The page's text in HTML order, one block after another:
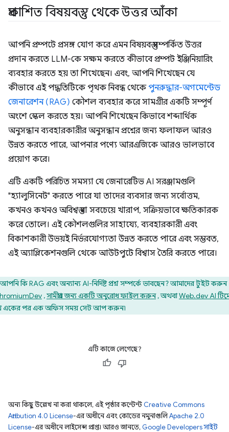
প্রকাশিত বিষয়বস্তু থেকে উত্তর আঁকা
আপনি প্রম্পটে প্রসঙ্গ যোগ করে এমন বিষয়বস্তু সম্পর্কিত উত্তর
প্রদান করতে LLM-কে সক্ষম করতে কীভাবে প্রম্পট ইঞ্জিনিয়ারিং
ব্যবহার করতে হয় তা শিখেছেন। এবং, আপনি শিখেছেন যে
কীভাবে এই পদ্ধতিটিকে পৃথক নিবন্ধ থেকেপুনরুদ্ধার-অগমেন্টেড
জেনারেশন (RAG) কৌশল ব্যবহার করে সামগ্রীর একটি সম্পূর্ণ
অংশে স্কেল করতে হয়। আপনি শিখেছেন কিভাবে শব্দার্থিক
অনুসন্ধান ব্যবহারকারীর অনুসন্ধান প্রশ্নের জন্য ফলাফল আরও
উন্নত করতে পারে, আপনার পণ্যে আরএজিকে আরও ভালভাবে
প্রয়োগ করে।
এটি একটি পরিচিত সমস্যা যে জেনারেটিভ AI সরঞ্জামগুলি
"হ্যালুসিনেট" করতে পারে যা তাদের ব্যবসার জন্য সর্বোত্তম,
কখনও কখনও অবিশ্বস্ত বা সবচেয়ে খারাপ, সক্রিয়ভাবে ক্ষতিকারক
করে তোলে। এই কৌশলগুলির সাহায্যে, ব্যবহারকারী এবং
বিকাশকারী উভয়ই নির্ভরযোগ্যতা উন্নত করতে পারে এবং সম্ভবত,
এই অ্যাপ্লিকেশনগুলি থেকে আউটপুটে বিশ্বাস তৈরি করতে পারে।
আপনি কি RAG এবং অন্যান্য AI-নির্দিষ্ট প্রশ্ন সম্পর্কে ভাবছেন? আমাদের টুইট করুন
,সামগ্রীর জন্য একটি অনুরোধ ফাইল করুন, অথবাWeb.dev AI
একের পর এক অফিস সময় সেট আপ করুন৷
এটি কাজে লেগেছে?
অন্য কিছু উল্লেখ না করা থাকলে, এই পৃষ্ঠার কন্টেন্ট Creative Commons
Attribution 4.0 License-এর অধীনে এবং কোডের নমুনাগুলিApache 2.0
License-এর অধীনে লাইসেন্স প্রাপ্ত। আরও জানতে, Google Developers সাইট